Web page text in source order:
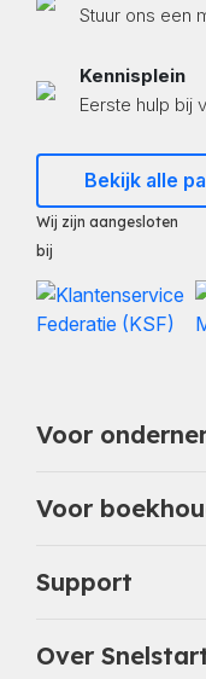
Stuur ons een
Kennisplein
Eerste hulp bij
Bekijk alle
Wij zijn aangesloten
bij
Voor
Voor
Support
Over